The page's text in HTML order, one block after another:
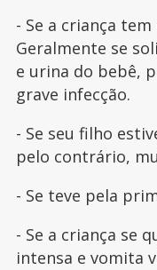
- Se a criança
Geralmente se
e urina do bebê,
grave infecção.
- Se seu filho
pelo contrário,
- Se teve pela
- Se a criança se
intensa e vomita